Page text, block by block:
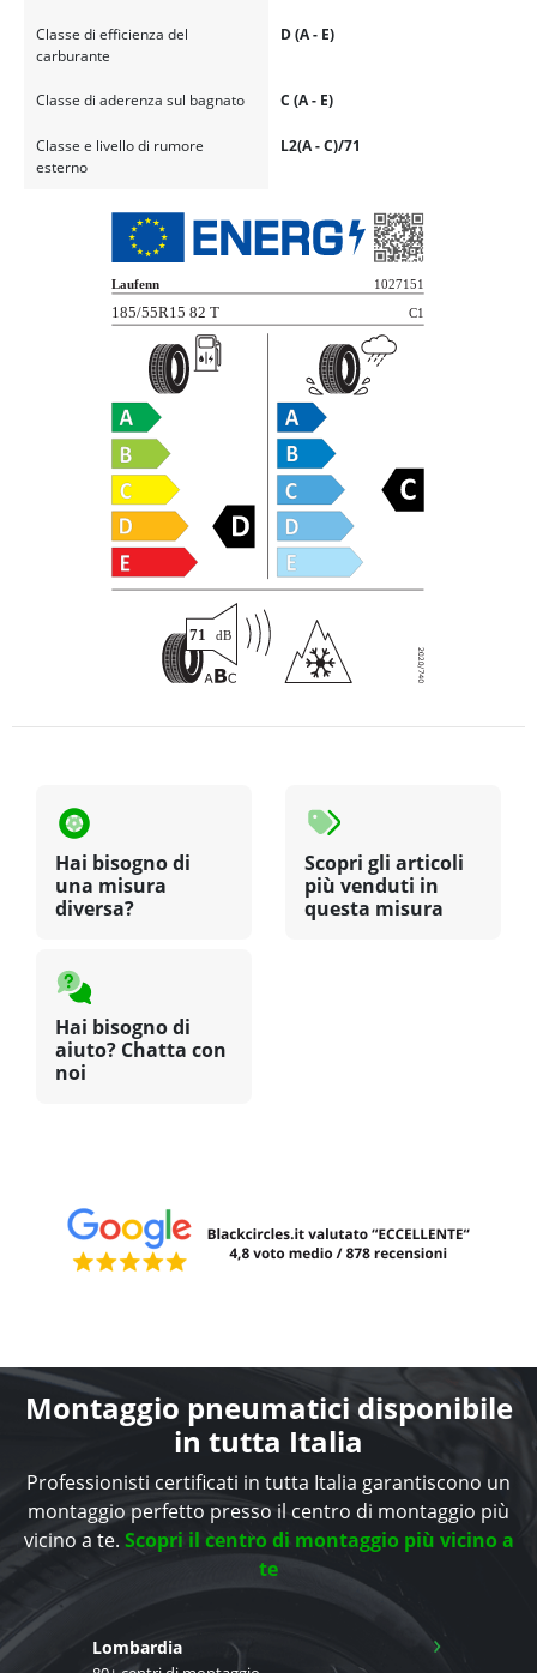
Classe di efficienza del
carburante
D (A - E)
Classe di aderenza sul bagnato C (A - E)
Classe e livello di rumore
esterno
L2(A - C)/71
Hai bisogno di
una misura
diversa?
Scopri gli articoli
più venduti in
questa misura
Hai bisogno di
aiuto? Chatta con
noi
Montaggio pneumatici disponibile
in tutta Italia
Professionisti certificati in tutta Italia garantiscono un
montaggio perfetto presso il centro di montaggio più
vicino a te. Scopri il centro di montaggio più vicino a
te
Lombardia ›